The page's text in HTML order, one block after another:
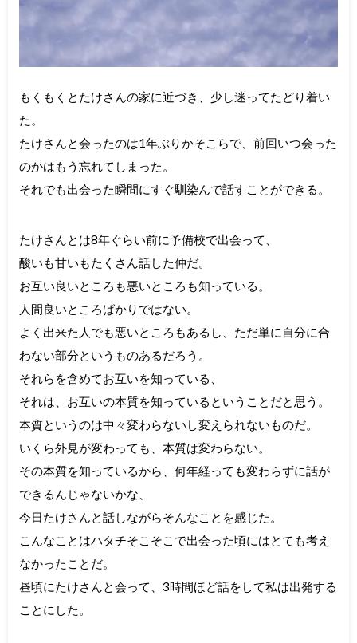
もくもくとたけさんの家に近づき、少し迷ってたどり着い
た。
たけさんと会ったのは1年ぶりかそこらで、前回いつ会った
のかはもう忘れてしまった。
それでも出会った瞬間にすぐ馴染んで話すことができる。
たけさんとは8年ぐらい前に予備校で出会って、
酸いも甘いもたくさん話した仲だ。
お互い良いところも悪いところも知っている。
人間良いところばかりではない。
よく出来た人でも悪いところもあるし、ただ単に自分に合
わない部分というものあるだろう。
それらを含めてお互いを知っている、
それは、お互いの本質を知っているということだと思う。
本質というのは中々変わらないし変えられないものだ。
いくら外見が変わっても、本質は変わらない。
その本質を知っているから、何年経っても変わらずに話が
できるんじゃないかな、
今日たけさんと話しながらそんなことを感じた。
こんなことはハタチそこそこで出会った頃にはとても考え
なかったことだ。
昼頃にたけさんと会って、3時間ほど話をして私は出発する
ことにした。